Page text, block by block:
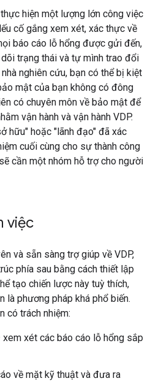
hiện một lượng lớn công việc
cố gắng xem xét, xác thực về
báo cáo lỗ hổng được gửi đến,
trạng thái và tự mình trao đổi
nghiên cứu, bạn có thể bị kiệt
mật của bạn không có đông
có chuyên môn về bảo mật để
vận hành và vận hành VDP.
hữu" hoặc "lãnh đạo" đã xác
cuối cùng cho sự thành công
cần một nhóm hỗ trợ cho người
việc
và sẵn sàng trợ giúp về VDP,
phía sau bằng cách thiết lập
tạo chiến lược này tuỳ thích,
là phương pháp khá phổ biến.
có trách nhiệm:
xét các báo cáo lỗ hổng sắp
về mặt kỹ thuật và đưa ra